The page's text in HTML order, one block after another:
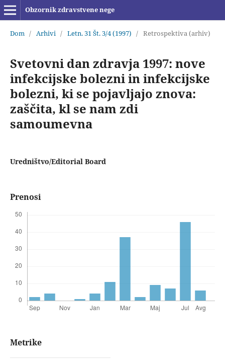
Obzornik zdravstvene nege
Dom / Arhivi / Letn. 31 Št. 3/4 (1997) / Retrospektiva (arhiv)
Svetovni dan zdravja 1997: nove
infekcijske bolezni in infekcijske
bolezni, ki se pojavljajo znova:
zaščita, kl se nam zdi
samoumevna
Uredništvo/Editorial Board
Prenosi
Metrike